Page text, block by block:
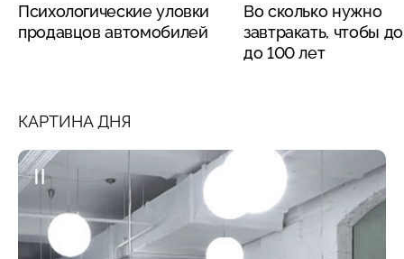
Психологические уловки
продавцов автомобилей
Во сколько нужно
завтракать, чтобы
до 100 лет
КАРТИНА ДНЯ